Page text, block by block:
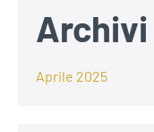
Archivi
Aprile 2025